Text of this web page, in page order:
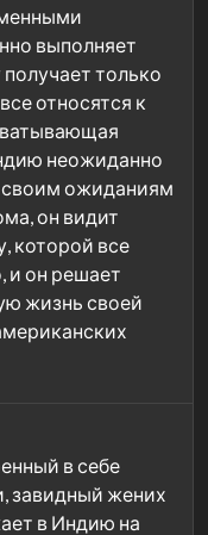
выполняет
только
относятся к
неожиданно
своим ожиданиям
он видит
которой все
и он решает
жизнь своей
в себе
завидный жених
в Индию на